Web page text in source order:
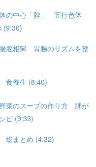
の中心「脾」 五行色体
脳相関 胃腸のリズムを整
食養生 (8:40)
のスープの作り方 脾が
ピ (9:33)
総まとめ (4:32)